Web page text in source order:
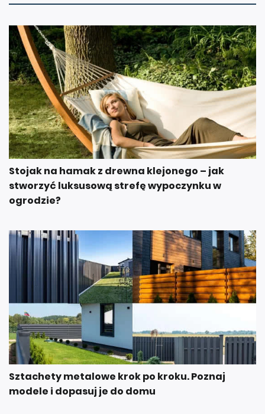
Stojak na hamak z drewna klejonego – jak
stworzyć luksusową strefę wypoczynku w
ogrodzie?
Sztachety metalowe krok po kroku. Poznaj
modele i dopasuj je do domu